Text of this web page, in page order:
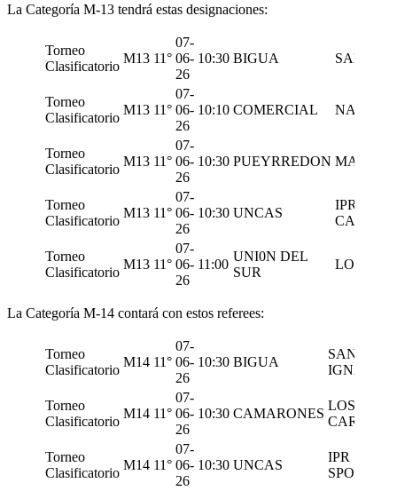
La Categoría M-13 tendrá estas designaciones:
Torneo
Clasificatorio
M13 11°
07-
06-
26
10:30 BIGUA SAN
Torneo
Clasificatorio
M13 11°
07-
06-
26
10:10 COMERCIAL
Torneo
Clasificatorio
M13 11°
07-
06-
26
10:30 PUEYRREDON MAR
Torneo
Clasificatorio
M13 11°
07-
06-
26
10:30 UNCAS
IPR
CARDOS
Torneo
Clasificatorio
M13 11°
07-
06-
26
11:00
UNI0N DEL
SUR
LOS 50
La Categoría M-14 contará con estos referees:
Torneo
Clasificatorio
M14 11°
07-
06-
26
10:30 BIGUA
SAN
IGNACIO
Torneo
Clasificatorio
M14 11°
07-
06-
26
10:30 CAMARONES
LOS
CARDOS
Torneo
Clasificatorio
M14 11°
07-
06-
26
10:30 UNCAS
IPR
SPORTING